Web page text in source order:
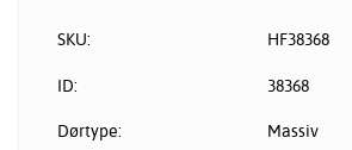
SKU: HF38368
ID: 38368
Dørtype: Massiv